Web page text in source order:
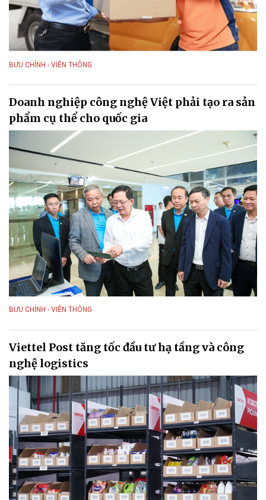
BƯU CHÍNH - VIỄN THÔNG
Doanh nghiệp công nghệ Việt phải tạo ra sản
phẩm cụ thể cho quốc gia
BƯU CHÍNH - VIỄN THÔNG
Viettel Post tăng tốc đầu tư hạ tầng và công
nghệ logistics